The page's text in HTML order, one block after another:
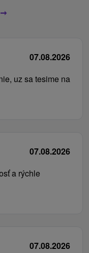
07.08.2026
uz sa tesime na
07.08.2026
a rýchle
07.08.2026